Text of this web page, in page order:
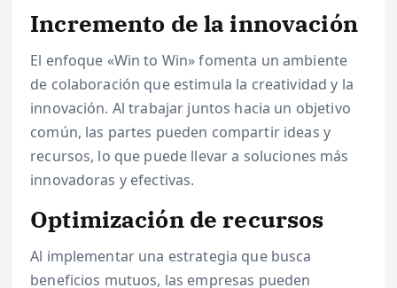
Incremento de la innovación
El enfoque «Win to Win» fomenta un ambiente
de colaboración que estimula la creatividad y la
innovación. Al trabajar juntos hacia un objetivo
común, las partes pueden compartir ideas y
recursos, lo que puede llevar a soluciones más
innovadoras y efectivas.
Optimización de recursos
Al implementar una estrategia que busca
beneficios mutuos, las empresas pueden